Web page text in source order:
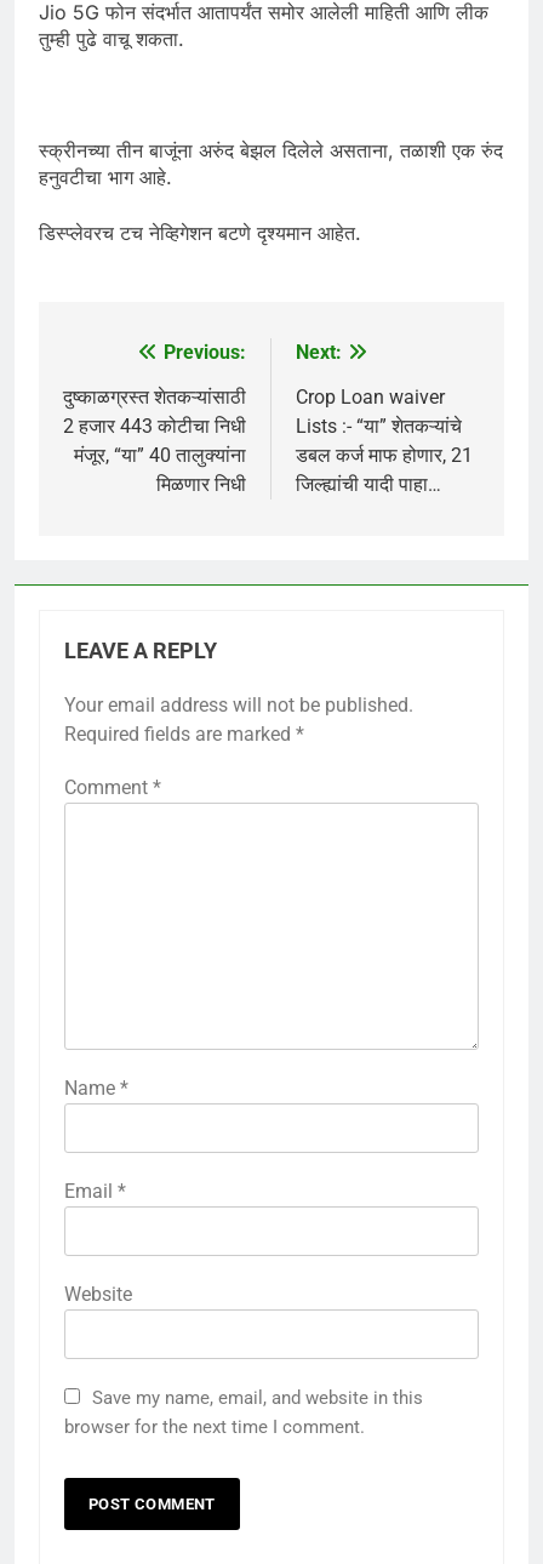
Jio 5G फोन संदर्भात आतापर्यंत समोर आलेली माहिती आणि लीक
तुम्ही पुढे वाचू शकता.
स्क्रीनच्या तीन बाजूंना अरुंद बेझल दिलेले असताना, तळाशी एक रुंद
हनुवटीचा भाग आहे.
डिस्प्लेवरच टच नेव्हिगेशन बटणे दृश्यमान आहेत.
navigation
Previous:
दुष्काळग्रस्त शेतकऱ्यांसाठी
2 हजार 443 कोटीचा निधी
मंजूर, “या” 40 तालुक्यांना
मिळणार निधी
Next:
Crop Loan waiver
Lists :- “या” शेतकऱ्यांचे
डबल कर्ज माफ होणार, 21
जिल्ह्यांची यादी पाहा…
LEAVE A REPLY
Your email address will not be published.
Required fields are marked *
Comment *
Name *
Email *
Website
Save my name, email, and website in this
browser for the next time I comment.